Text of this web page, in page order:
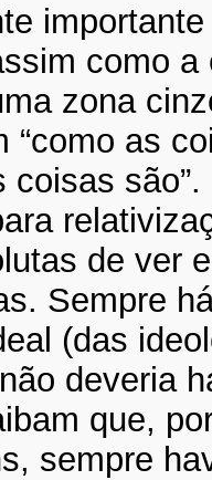
como
zona
“como as
coisas
de ver
Sempre
(das
deveria
que,
sempre